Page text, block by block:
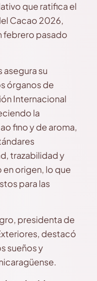
que ratifica el
Cacao 2026,
febrero pasado
asegura su
órganos de
Internacional
la
fino y de aroma,
trazabilidad y
origen, lo que
para las
presidenta de
destacó
sueños y